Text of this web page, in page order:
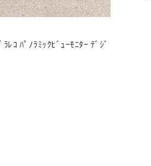
ｺ ﾊﾟﾉﾗﾐｯｸﾋﾞｭｰﾓﾆﾀｰ ﾃﾞｼﾞ